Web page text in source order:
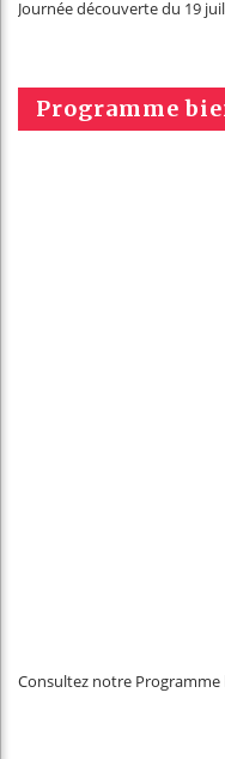
Journée découverte du 19
Programme
Consultez notre Programme